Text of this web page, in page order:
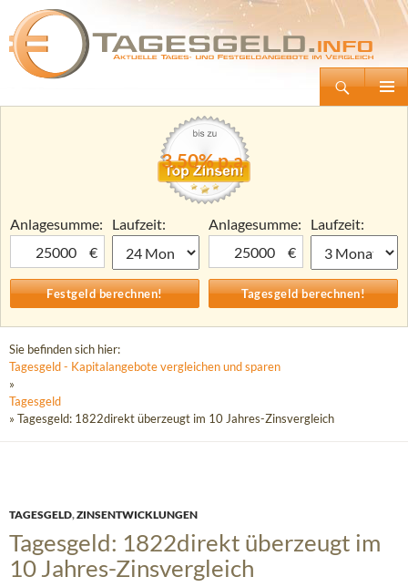
Tagesgeld.info – Tagesgeldkonten vergleichen und Tagesgeld-Zinsen berechnen
Zum
3,50% p.a.
Anlagesumme:
€
Laufzeit:
Anlagesumme:
€
Laufzeit:
Sie befinden sich hier:
Tagesgeld - Kapitalangebote vergleichen und sparen
»
Tagesgeld
» Tagesgeld: 1822direkt überzeugt im 10 Jahres-Zinsvergleich
TAGESGELD,ZINSENTWICKLUNGEN
Tagesgeld: 1822direkt überzeugt im
10 Jahres-Zinsvergleich